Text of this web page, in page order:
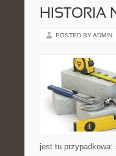
HISTORIA
POSTED BY ADMIN
jest tu